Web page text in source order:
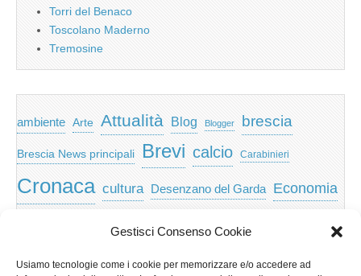
Gestisci Consenso Cookie
Usiamo tecnologie come i cookie per memorizzare e/o accedere ad
Torri del Benaco
Toscolano Maderno
Tremosine
ambiente Arte Attualità Blog Blogger brescia
Brescia News principali Brevi calcio Carabinieri
Cronaca cultura Desenzano del Garda Economia